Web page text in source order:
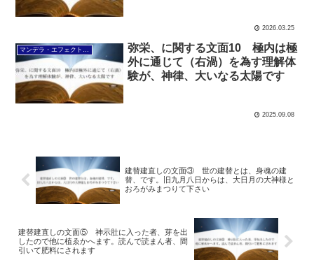
2026.03.25
弥栄、に関する文面10 極内は極
外に通じて（右渦）を為す理解体
験が、神律、大いなる太陽です
2025.09.08
建替建直しの文面③ 世の建替とは、身魂の建
替、です。旧九月八日からは、大日月の大神様と
おろがみまつりて下さい
建替建直しの文面⑤ 神示肚に入った者、芽を出
したので他に植ゑかへます。読んで読まん者、間
引いて肥料にされます